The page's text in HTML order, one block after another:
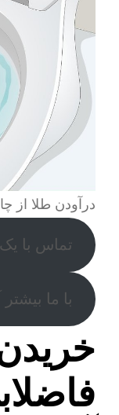
درآودن طلا از
تماس با یک
با ما